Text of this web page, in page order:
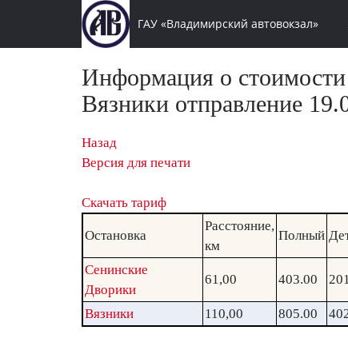
ГАУ «Владимирский автовокзал»
Информация о стоимости
Вязники отправление
Назад
Версия для печати
Скачать тариф
Остановка
Расстояние,
км
Полный
Сенинские
Дворики
61,00 403.00
Вязники 110,00 805.00